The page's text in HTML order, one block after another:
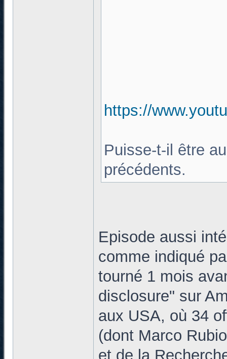
https://
Puisse-t-il être
précédents.
Episode aussi
comme indiqué
tourné 1 mois
disclosure" sur
aux USA, où 34
(dont Marco
et de la